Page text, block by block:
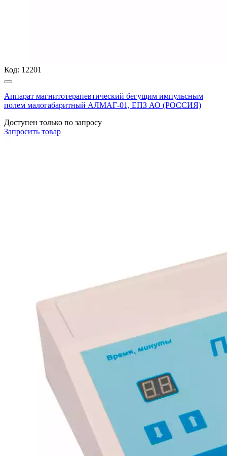
Код: 12201
Аппарат магнитотерапевтический бегущим импульсным
полем малогабаритный АЛМАГ-01, ЕПЗ АО (РОССИЯ)
Доступен только по запросу
Запросить товар